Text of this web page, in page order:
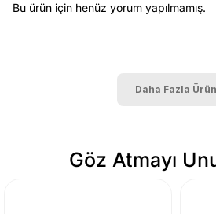
Bu ürün için henüz yorum yapılmamış.
Daha Fazla Ürün
Göz Atmayı